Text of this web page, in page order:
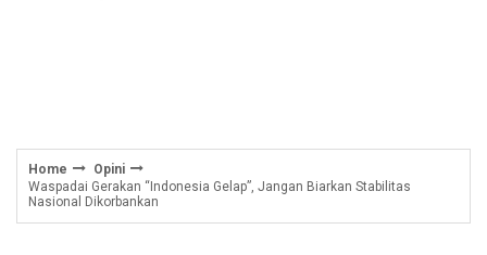
Home
Opini
Waspadai Gerakan “Indonesia Gelap”, Jangan Biarkan Stabilitas
Nasional Dikorbankan